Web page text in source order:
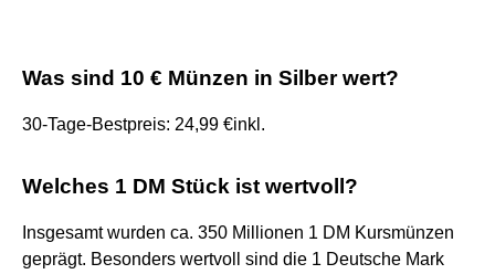
Was sind 10 € Münzen in Silber wert?
30-Tage-Bestpreis: 24,99 €inkl.
Welches 1 DM Stück ist wertvoll?
Insgesamt wurden ca. 350 Millionen 1 DM Kursmünzen
geprägt. Besonders wertvoll sind die 1 Deutsche Mark